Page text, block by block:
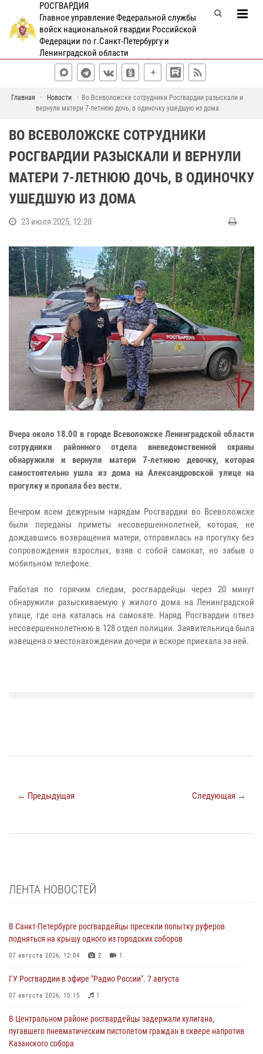
РОСГВАРДИЯ
Главное управление Федеральной службы
войск национальной гвардии Российской
Федерации по г.Санкт-Петербургу и
Ленинградской области
Главная Новости
Во Всеволожске сотрудники Росгвардии разыскали и
вернули матери 7-летнюю дочь, в одиночку ушедшую из дома
ВО ВСЕВОЛОЖСКЕ СОТРУДНИКИ
РОСГВАРДИИ РАЗЫСКАЛИ И ВЕРНУЛИ
МАТЕРИ 7-ЛЕТНЮЮ ДОЧЬ, В ОДИНОЧКУ
УШЕДШУЮ ИЗ ДОМА
23 июля 2025, 12:20
Вчера около 18.00 в городе Всеволожске Ленинградской области
сотрудники районного отдела вневедомственной охраны
обнаружили и вернули матери 7-летнюю девочку, которая
самостоятельно ушла из дома на Александровской улице на
прогулку и пропала без вести.
Вечером всем дежурным нарядам Росгвардии во Всеволожске
были переданы приметы несовершеннолетней, которая, не
дождавшись возвращения матери, отправилась на прогулку без
сопровождения взрослых, взяв с собой самокат, но забыв о
мобильном телефоне.
Работая по горячим следам, росгвардейцы через 20 минут
обнаружили разыскиваемую у жилого дома на Ленинградской
улице, где она каталась на самокате. Наряд Росгвардии отвез
несовершеннолетнюю в 128 отдел полиции. Заявительница была
извещена о местонахождении дочери и вскоре приехала за ней.
← Предыдущая Следующая →
ЛЕНТА НОВОСТЕЙ
В Санкт-Петербурге росгвардейцы пресекли попытку руферов
подняться на крышу одного из городских соборов
07 августа 2026, 12:04 2 1
ГУ Росгвардии в эфире "Радио России". 7 августа
07 августа 2026, 10:15 1
В Центральном районе росгвардейцы задержали хулигана,
пугавшего пневматическим пистолетом граждан в сквере напротив
Казанского собора